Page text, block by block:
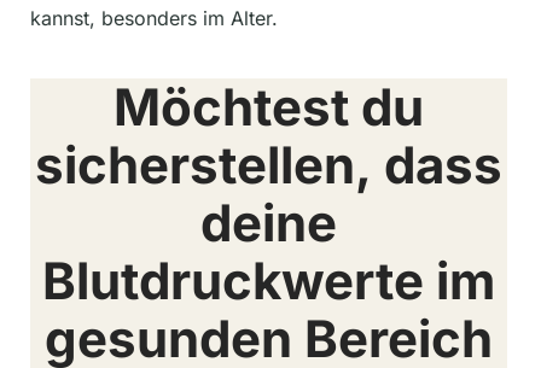
kannst, besonders im Alter.
Möchtest du
sicherstellen, dass
deine
Blutdruckwerte im
gesunden Bereich